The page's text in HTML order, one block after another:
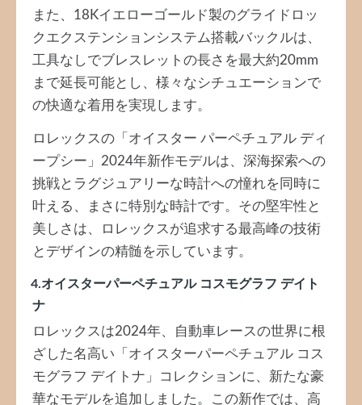
また、18Kイエローゴールド製のグライドロッ
クエクステンションシステム搭載バックルは、
工具なしでブレスレットの長さを最大約20mm
まで延長可能とし、様々なシチュエーションで
の快適な着用を実現します。
ロレックスの「オイスター パーペチュアル ディ
ープシー」2024年新作モデルは、深海探索への
挑戦とラグジュアリーな時計への憧れを同時に
叶える、まさに特別な時計です。その堅牢性と
美しさは、ロレックスが追求する最高峰の技術
とデザインの精髄を示しています。
4.オイスターパーペチュアル コスモグラフ デイト
ナ
ロレックスは2024年、自動車レースの世界に根
ざした名高い「オイスターパーペチュアル コス
モグラフ デイトナ」コレクションに、新たな豪
華なモデルを追加しました。この新作では、高